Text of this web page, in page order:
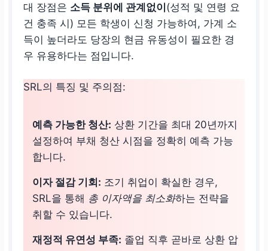
대 장점은 소득 분위에 관계없이(성적 및 연령 요
건 충족 시) 모든 학생이 신청 가능하여, 가계 소
득이 높더라도 당장의 현금 유동성이 필요한 경
우 유용하다는 점입니다.
SRL의 특징 및 주의점:
예측 가능한 청산: 상환 기간을 최대 20년까지
설정하여 부채 청산 시점을 정확히 예측 가능
합니다.
이자 절감 기회: 조기 취업이 확실한 경우,
SRL을 통해 총 이자액을 최소화하는 전략을
취할 수 있습니다.
재정적 유연성 부족: 졸업 직후 곧바로 상환 압